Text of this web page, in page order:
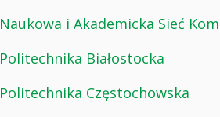
Naukowa i Akademicka Sieć
Politechnika Białostocka
Politechnika Częstochowska